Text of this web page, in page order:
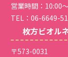
営業時間：10:00
TEL：06-6649-
枚方ビオル
〒573-0031